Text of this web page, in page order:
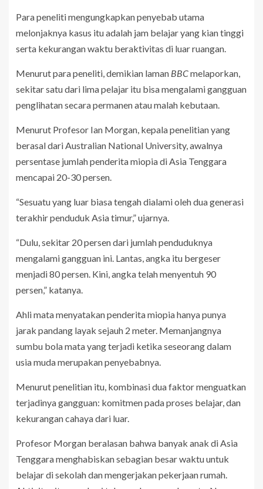
Para peneliti mengungkapkan penyebab utama
melonjaknya kasus itu adalah jam belajar yang kian tinggi
serta kekurangan waktu beraktivitas di luar ruangan.
Menurut para peneliti, demikian laman BBCmelaporkan,
sekitar satu dari lima pelajar itu bisa mengalami gangguan
penglihatan secara permanen atau malah kebutaan.
Menurut Profesor Ian Morgan, kepala penelitian yang
berasal dari Australian National University, awalnya
persentase jumlah penderita miopia di Asia Tenggara
mencapai 20-30 persen.
“Sesuatu yang luar biasa tengah dialami oleh dua generasi
terakhir penduduk Asia timur,” ujarnya.
“Dulu, sekitar 20 persen dari jumlah penduduknya
mengalami gangguan ini. Lantas, angka itu bergeser
menjadi 80 persen. Kini, angka telah menyentuh 90
persen,” katanya.
Ahli mata menyatakan penderita miopia hanya punya
jarak pandang layak sejauh 2 meter. Memanjangnya
sumbu bola mata yang terjadi ketika seseorang dalam
usia muda merupakan penyebabnya.
Menurut penelitian itu, kombinasi dua faktor menguatkan
terjadinya gangguan: komitmen pada proses belajar, dan
kekurangan cahaya dari luar.
Profesor Morgan beralasan bahwa banyak anak di Asia
Tenggara menghabiskan sebagian besar waktu untuk
belajar di sekolah dan mengerjakan pekerjaan rumah.